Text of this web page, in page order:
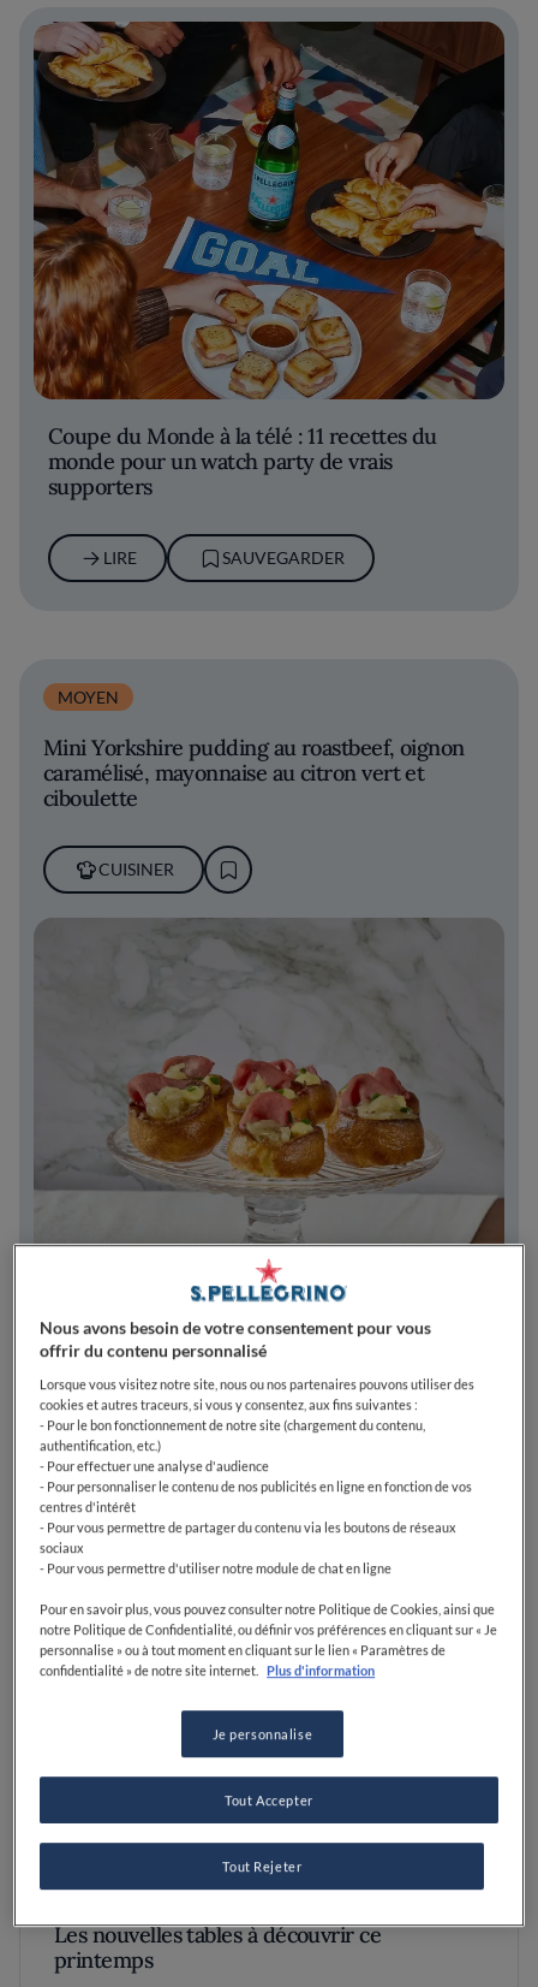
Coupe du Monde à la télé : 11 recettes du
monde pour un watch party de vrais
supporters
LIRE SAUVEGARDER
MOYEN
Mini Yorkshire pudding au roastbeef, oignon
caramélisé, mayonnaise au citron vert et
ciboulette
CUISINER
Les nouvelles tables à découvrir ce
printemps
Nous avons besoin de votre consentement pour vous
offrir du contenu personnalisé
Lorsque vous visitez notre site, nous ou nos partenaires pouvons utiliser des
cookies et autres traceurs, si vous y consentez, aux fins suivantes :
- Pour le bon fonctionnement de notre site (chargement du contenu,
authentification, etc.)
- Pour effectuer une analyse d'audience
- Pour personnaliser le contenu de nos publicités en ligne en fonction de vos
centres d'intérêt
- Pour vous permettre de partager du contenu via les boutons de réseaux
sociaux
- Pour vous permettre d'utiliser notre module de chat en ligne
Pour en savoir plus, vous pouvez consulter notre Politique de Cookies, ainsi que
notre Politique de Confidentialité, ou définir vos préférences en cliquant sur « Je
personnalise » ou à tout moment en cliquant sur le lien « Paramètres de
confidentialité » de notre site internet.
Plus d'information
Je personnalise
Tout Rejeter
Tout Accepter